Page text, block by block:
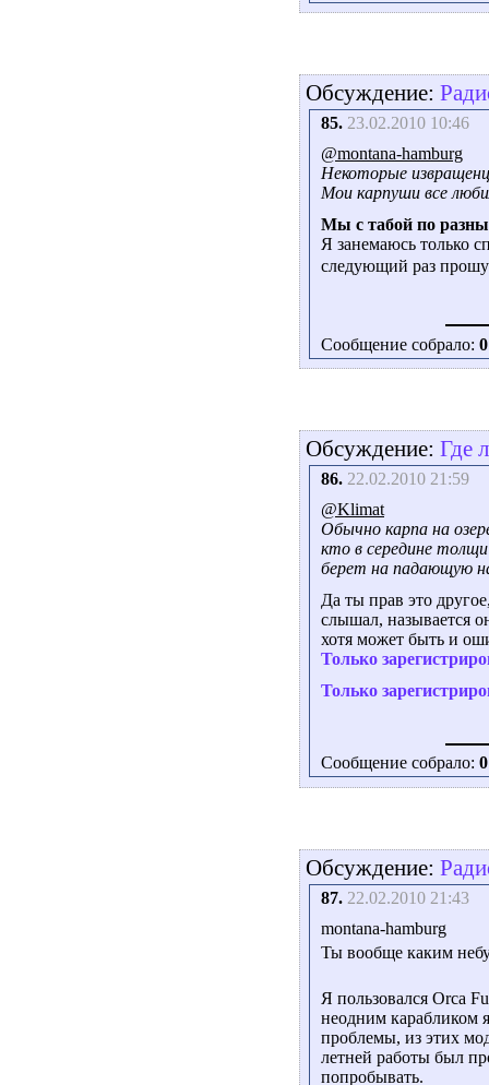
Обсуждение:
85. 23.02.2010 10:46
@montana-hamburg
Некоторые
Мои карпуши все
Мы с табой по
Я занемаюсь только
следующий раз прошу
Сообщение собрало: 0
Обсуждение: Где
86. 22.02.2010 21:59
@Klimat
Обычно карпа на
кто в середине
берет на падающую
Да ты прав это
слышал, называется
хотя может быть и
Только
Только
Сообщение собрало: 0
Обсуждение:
87. 22.02.2010 21:43
montana-hamburg
Ты вообще каким
Я пользовался Orca
неодним карабликом
проблемы, из этих
летней работы был
попробывать.